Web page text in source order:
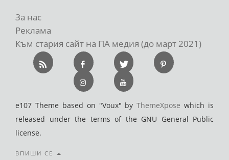
За нас
Реклама
Към стария сайт на ПА медия (до март 2021)
e107 Theme based on "Voux" byThemeXpose which is
released under the terms of the GNU General Public
license.
ВПИШИ СЕ